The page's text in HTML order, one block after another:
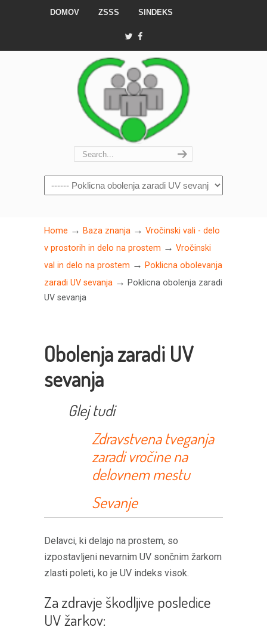
DOMOV ZSSS SINDEKS
Navigation
Home → Baza znanja → Vročinski vali - delo
v prostorih in delo na prostem → Vročinski
val in delo na prostem → Poklicna obolevanja
zaradi UV sevanja → Poklicna obolenja zaradi
UV sevanja
Obolenja zaradi UV
sevanja
Glej tudi
Zdravstvena tveganja
zaradi vročine na
delovnem mestu
Sevanje
Delavci, ki delajo na prostem, so
izpostavljeni nevarnim UV sončnim žarkom
zlasti poleti, ko je UV indeks visok.
Za zdravje škodljive posledice
UV žarkov: